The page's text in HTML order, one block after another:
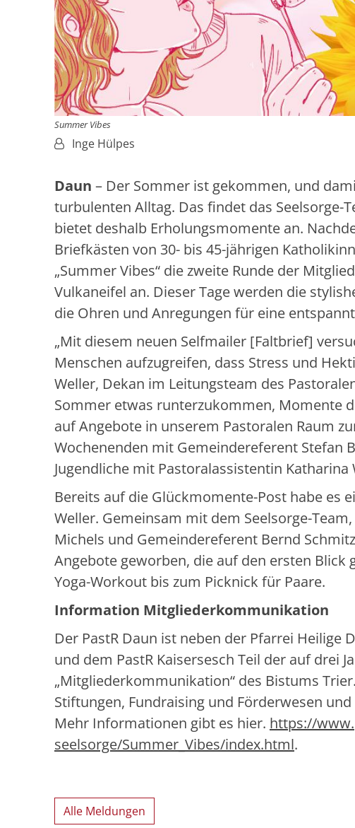
Summer Vibes
Von:Inge Hülpes
Daun – Der Sommer ist gekommen, und
turbulenten Alltag. Das findet das Seelsorge-
bietet deshalb Erholungsmomente an.
Briefkästen von 30- bis 45-jährigen
„Summer Vibes“ die zweite Runde der
Vulkaneifel an. Dieser Tage werden die
die Ohren und Anregungen für eine
„Mit diesem neuen Selfmailer [Faltbrief]
Menschen aufzugreifen, dass Stress und
Weller, Dekan im Leitungsteam des
Sommer etwas runterzukommen, Momente
auf Angebote in unserem Pastoralen Raum
Wochenenden mit Gemeindereferent Stefan
Jugendliche mit Pastoralassistentin Katharina
Bereits auf die Glückmomente-Post habe es
Weller. Gemeinsam mit dem Seelsorge-
Michels und Gemeindereferent Bernd
Angebote geworben, die auf den ersten Blick
Yoga-Workout bis zum Picknick für Paare.
Information Mitgliederkommunikation
Der PastR Daun ist neben der Pfarrei
und dem PastR Kaisersesch Teil der auf drei
„Mitgliederkommunikation“ des Bistums
Stiftungen, Fundraising und Förderwesen
Mehr Informationen gibt es hier. https://
seelsorge/Summer_Vibes/index.html.
Alle Meldungen